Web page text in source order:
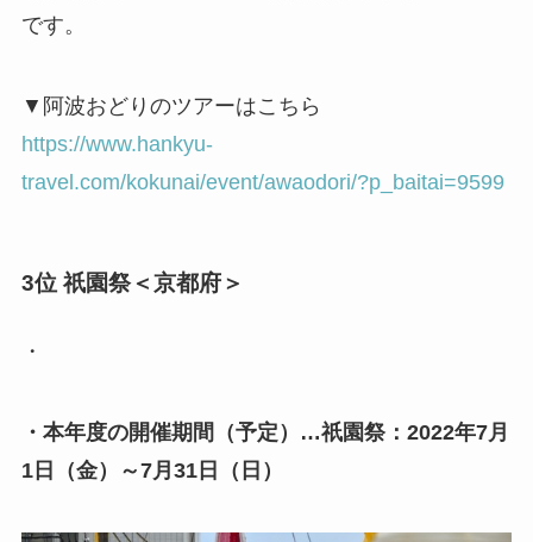
です。
▼阿波おどりのツアーはこちら
https://www.hankyu-
travel.com/kokunai/event/awaodori/?p_baitai=9599
3位 祇園祭＜京都府＞
・
・本年度の開催期間（予定）…祇園祭：2022年7月
1日（金）～7月31日（日）